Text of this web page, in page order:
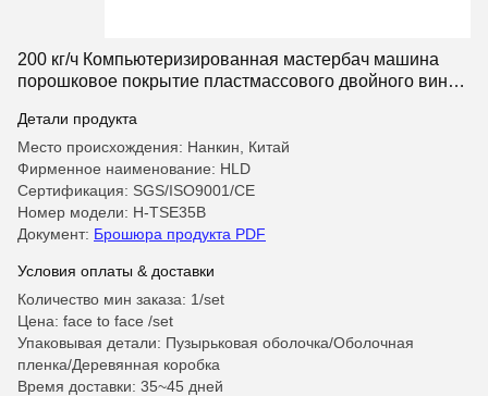
200 кг/ч Компьютеризированная мастербач машина
порошковое покрытие пластмассового двойного винта
Детали продукта
Место происхождения: Нанкин, Китай
Фирменное наименование: HLD
Сертификация: SGS/ISO9001/CE
Номер модели: H-TSE35B
Документ: Брошюра продукта PDF
Условия оплаты & доставки
Количество мин заказа: 1/set
Цена: face to face /set
Упаковывая детали: Пузырьковая оболочка/Оболочная
пленка/Деревянная коробка
Время доставки: 35~45 дней